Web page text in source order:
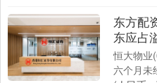
东方配
东应占
恒大物业
六个月未